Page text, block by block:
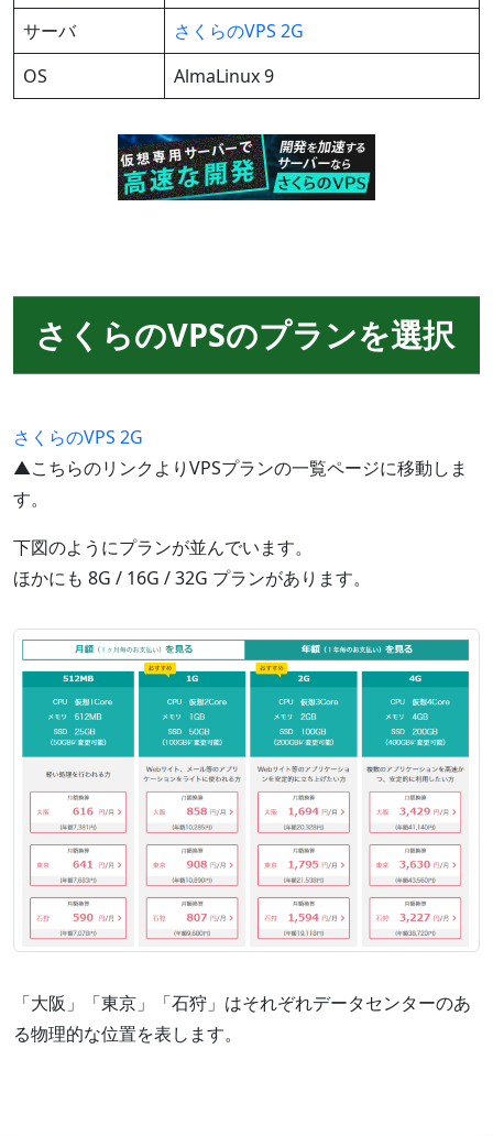
サーバ
さくらのVPS 2G
OS
AlmaLinux 9
さくらのVPSのプランを選択
さくらのVPS 2G
▲こちらのリンクよりVPSプランの一覧ページに移動しま
す。
下図のようにプランが並んでいます。
ほかにも 8G / 16G / 32G プランがあります。
「大阪」「東京」「石狩」はそれぞれデータセンターのあ
る物理的な位置を表します。